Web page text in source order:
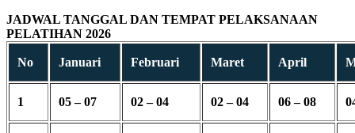
JADWAL TANGGAL DAN TEMPAT PELAKSANAAN
PELATIHAN 2026
No Januari Februari Maret April
1 05 – 07 02 – 04 02 – 04 06 – 08